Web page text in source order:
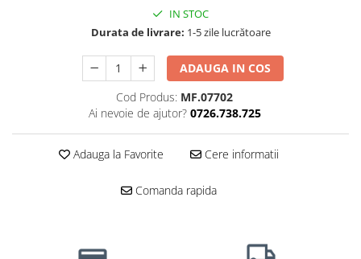
Zgărzi, Lese & Hamuri
Hrană Uscată Pisică
Pisică Junior
Pisică Adult
IN STOC
Durata de livrare: 1-5 zile lucrătoare
ADAUGA IN COS
Cod Produs: MF.07702
Ai nevoie de ajutor? 0726.738.725
Adauga la Favorite Cere informatii
Comanda rapida